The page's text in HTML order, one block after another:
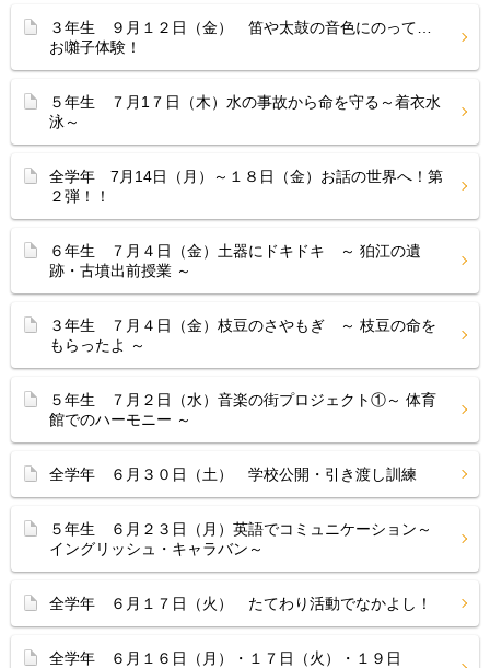
３年生 ９月１２日（金） 笛や太鼓の音色にのって…
お囃子体験！
５年生 ７月1７日（木）水の事故から命を守る～着衣水
泳～
全学年 7月14日（月）～１８日（金）お話の世界へ！第
２弾！！
６年生 ７月４日（金）土器にドキドキ ～ 狛江の遺
跡・古墳出前授業 ～
３年生 ７月４日（金）枝豆のさやもぎ ～ 枝豆の命を
もらったよ ～
５年生 ７月２日（水）音楽の街プロジェクト①～ 体育
館でのハーモニー ～
全学年 ６月３０日（土） 学校公開・引き渡し訓練
５年生 ６月２３日（月）英語でコミュニケーション～
イングリッシュ・キャラバン～
全学年 ６月１７日（火） たてわり活動でなかよし！
全学年 ６月１６日（月）・１７日（火）・１９日